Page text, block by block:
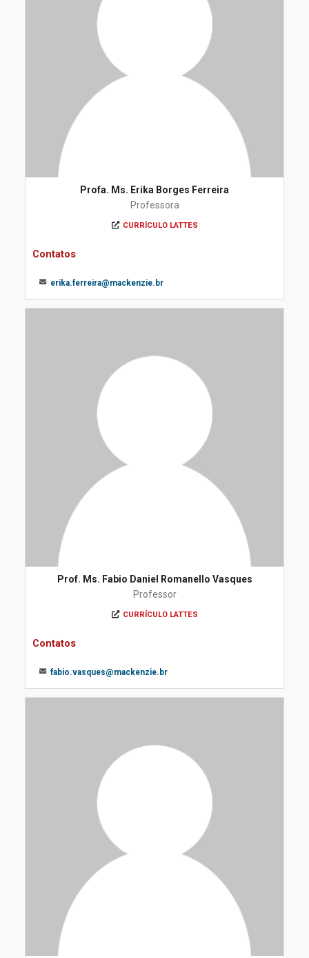
Profa. Ms. Erika Borges Ferreira
Professora
CURRÍCULO LATTES
Contatos
erika.ferreira@mackenzie.br
Prof. Ms. Fabio Daniel Romanello Vasques
Professor
CURRÍCULO LATTES
Contatos
fabio.vasques@mackenzie.br